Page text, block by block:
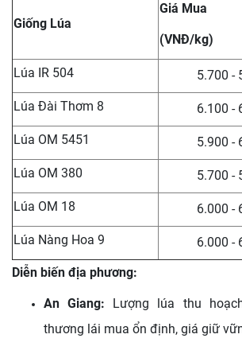
Giống Lúa
Giá Mua
(VNĐ/kg)
Lúa IR 504 5.700 -
Lúa Đài Thơm 8 6.100 -
Lúa OM 5451 5.900 -
Lúa OM 380 5.700 -
Lúa OM 18 6.000 -
Lúa Nàng Hoa 9
6.000 -
Diễn biến địa phương:
An Giang: Lượng lúa thu
thương lái mua ổn định, giá giữ